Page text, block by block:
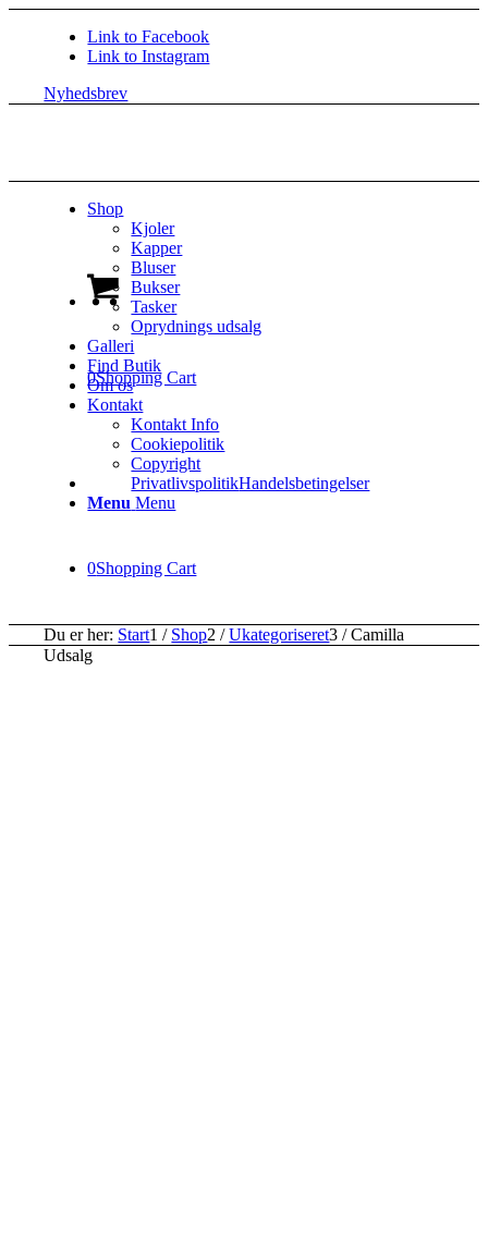
Link to Facebook
Link to Instagram
Nyhedsbrev
0Shopping Cart
Shop
Kjoler
Kapper
Bluser
Bukser
Tasker
Oprydnings udsalg
Galleri
Find Butik
Om os
Kontakt
Kontakt Info
Cookiepolitik
Copyright
Handelsbetingelser
Privatlivspolitik
Menu Menu
0Shopping Cart
Du er her: Start1 / Shop2 / Ukategoriseret3 / Camilla
Udsalg